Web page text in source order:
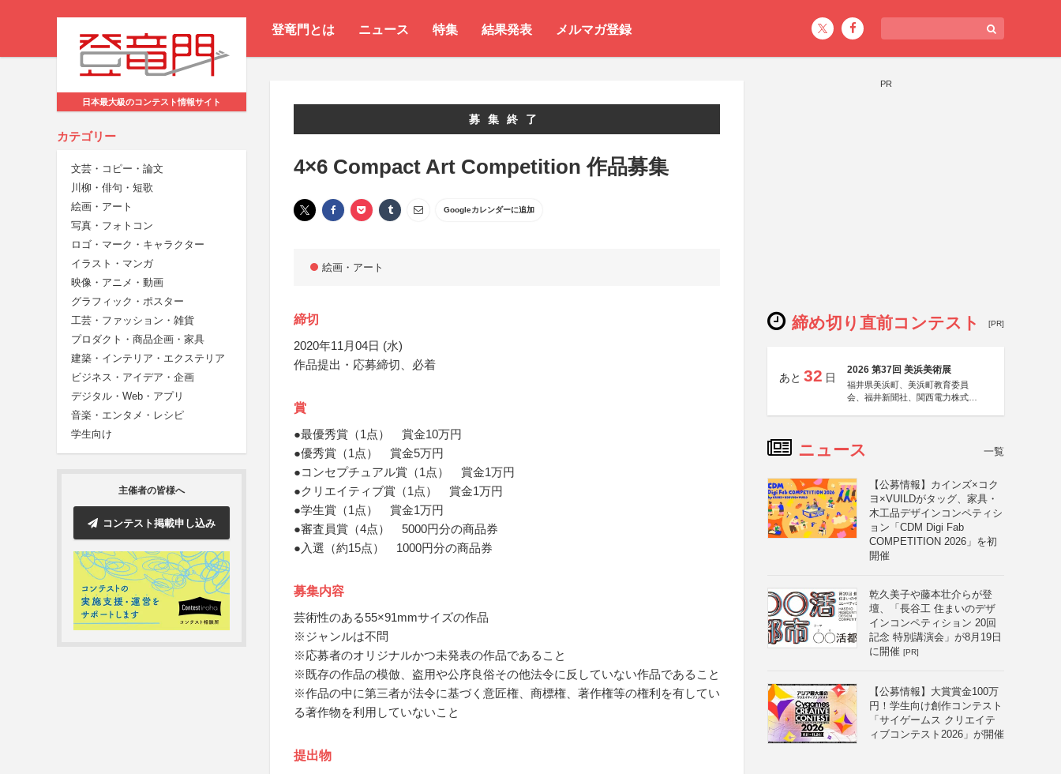
登竜門とは ニュース 特集 結果発表 メルマガ登録
日本最大級のコンテスト情報サイト
カテゴリー
文芸・コピー・論文
川柳・俳句・短歌
絵画・アート
写真・フォトコン
ロゴ・マーク・キャラクター
イラスト・マンガ
映像・アニメ・動画
グラフィック・ポスター
工芸・ファッション・雑貨
プロダクト・商品企画・家具
建築・インテリア・エクステリア
ビジネス・アイデア・企画
デジタル・Web・アプリ
音楽・エンタメ・レシピ
学生向け
主催者の皆様へ
コンテスト掲載申し込み
募集終了
4×6 Compact Art Competition 作品募集
Googleカレンダーに追加
絵画・アート
締切
2020年11月04日 (水)
作品提出・応募締切、必着
賞
●最優秀賞（1点） 賞金10万円
●優秀賞（1点） 賞金5万円
●コンセプチュアル賞（1点） 賞金1万円
●クリエイティブ賞（1点） 賞金1万円
●学生賞（1点） 賞金1万円
●審査員賞（4点） 5000円分の商品券
●入選（約15点） 1000円分の商品券
募集内容
芸術性のある55×91mmサイズの作品
※ジャンルは不問
※応募者のオリジナルかつ未発表の作品であること
※既存の作品の模倣、盗用や公序良俗その他法令に反していない作品であること
※作品の中に第三者が法令に基づく意匠権、商標権、著作権等の権利を有してい
る著作物を利用していないこと
提出物
PR
締め切り直前コンテスト [PR]
あと 32 日
2026 第37回 美浜美術展
福井県美浜町、美浜町教育委員
会、福井新聞社、関西電力株式会
ニュース 一覧
【公募情報】カインズ×コク
ヨ×VUILDがタッグ、家具・
木工品デザインコンペティシ
ョン「CDM Digi Fab
COMPETITION 2026」を初
開催
乾久美子や藤本壮介らが登
壇、「長谷工 住まいのデザ
インコンペティション 20回
記念 特別講演会」が8月19日
に開催 [PR]
【公募情報】大賞賞金100万
円！学生向け創作コンテスト
「サイゲームス クリエイテ
ィブコンテスト2026」が開催